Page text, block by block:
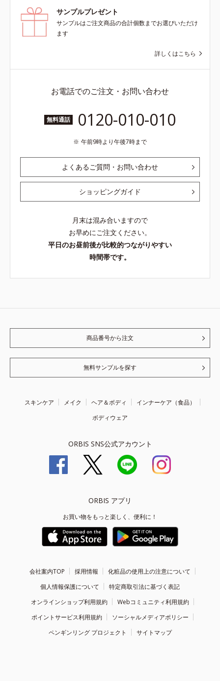
サンプルプレゼント
サンプルはご注文商品の合計個数までお選びいただけ
ます
詳しくはこちら
お電話でのご注文・お問い合わせ
無料通話 0120-010-010
午前9時より午後7時まで
よくあるご質問・お問い合わせ
ショッピングガイド
月末は混み合いますので
お早めにご注文ください。
平日のお昼前後が比較的つながりやすい
時間帯です。
商品番号から注文
無料サンプルを探す
スキンケア メイク ヘア＆ボディ
インナーケア（食品）
ボディウェア
ORBIS SNS公式アカウント
ORBIS アプリ
お買い物をもっと楽しく、便利に！
会社案内TOP 採用情報
化粧品の使用上の注意について
個人情報保護について
特定商取引法に基づく表記
オンラインショップ利用規約
Webコミュニティ利用規約
ポイントサービス利用規約
ソーシャルメディアポリシー
ペンギンリング プロジェクト
サイトマップ